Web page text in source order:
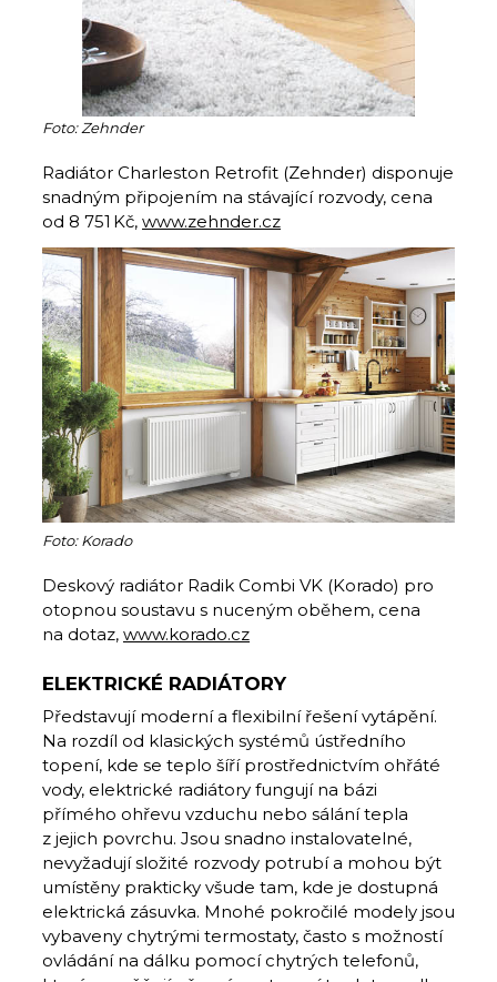
Foto: Zehnder
Radiátor Charleston Retrofit (Zehnder) disponuje
snadným připojením na stávající rozvody, cena
od 8 751 Kč, www.zehnder.cz
Foto: Korado
Deskový radiátor Radik Combi VK (Korado) pro
otopnou soustavu s nuceným oběhem, cena
na dotaz, www.korado.cz
ELEKTRICKÉ RADIÁTORY
Představují moderní a flexibilní řešení vytápění.
Na rozdíl od klasických systémů ústředního
topení, kde se teplo šíří prostřednictvím ohřáté
vody, elektrické radiátory fungují na bázi
přímého ohřevu vzduchu nebo sálání tepla
z jejich povrchu. Jsou snadno instalovatelné,
nevyžadují složité rozvody potrubí a mohou být
umístěny prakticky všude tam, kde je dostupná
elektrická zásuvka. Mnohé pokročilé modely jsou
vybaveny chytrými termostaty, často s možností
ovládání na dálku pomocí chytrých telefonů,